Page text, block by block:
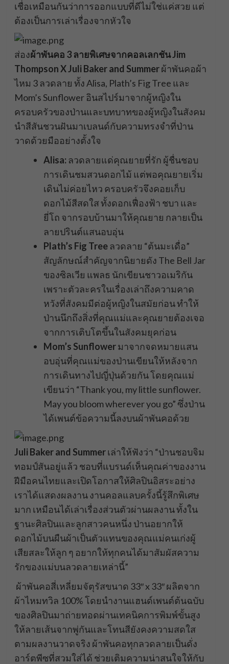
เชื่อเหมือนกันว่าการออกแบบที่ดีไม่ใช่แค่สวย แต่
ต้องเป็นการเล่าเรื่องจากหัวใจ
ส่องผ้าพันคอ 3 ลายพิเศษจากคอลเลกชัน Jim
Thompson X Juli Baker and Summerผ้าพันคอผ้า
ไหม 3 ลวดลาย ทั้ง Alisa, Plath’s Fig Tree และ
Mom’s Sunflower อินสไปร์มาจากผู้หญิงใน
ครอบครัวของป่านและบทบาทของผู้หญิงในสังคม
นำสีสันชวนฝันมาเบลนด์กับความทรงจำที่ป่าน
วาดด้วยมืออย่างตั้งใจ
Alisa: ลวดลายแด่คุณยายที่รัก ผู้ชื่นชอบ
การเดินชมสวนดอกไม้ แต่พอคุณยายเริ่ม
เดินไม่ค่อยไหว ครอบครัวจึงคอยเก็บ
ดอกไม้สีสดใส ทั้งดอกเฟื่องฟ้า ชบา และ
ยี่โถ จากรอบบ้านมาให้คุณยาย กลายเป็น
ลายปรินต์แสนอบอุ่น
Plath’s Fig Treeลวดลาย “ต้นมะเดื่อ”
สัญลักษณ์สำคัญจากนิยายดัง The Bell Jar
ของซิลเวีย แพลธ นักเขียนชาวอเมริกัน
เพราะตัวละครในเรื่องเล่าถึงความคาด
หวังที่สังคมมีต่อผู้หญิงในสมัยก่อน ทำให้
ป่านนึกถึงสิ่งที่คุณแม่และคุณยายต้องเจอ
จากการเติบโตขึ้นในสังคมยุคก่อน
Mom’s Sunflowerมาจากจดหมายแสน
อบอุ่นที่คุณแม่ของป่านเขียนให้หลังจาก
การเดินทางไปญี่ปุ่นด้วยกัน โดยคุณแม่
เขียนว่า “Thank you, my little sunflower.
May you bloom wherever you go” ซึ่งป่าน
ได้เพนต์ข้อความนี้ลงบนผ้าพันคอด้วย
Juli Baker and Summerเล่าให้ฟังว่า “ป่านชอบจิม
ทอมป์สันอยู่แล้ว ชอบที่แบรนด์เห็นคุณค่าของงาน
ฝีมือคนไทยและเปิดโอกาสให้ศิลปินอิสระอย่าง
เราได้แสดงผลงาน งานคอลแลบครั้งนี้รู้สึกพิเศษ
มาก เหมือนได้เล่าเรื่องส่วนตัวผ่านผลงาน ทั้งใน
ฐานะศิลปินและลูกสาวคนหนึ่ง ป่านอยากให้
ดอกไม้บนผืนผ้าเป็นตัวแทนของคุณแม่คนเก่งผู้
เสียสละให้ลูก ๆ อยากให้ทุกคนได้มาสัมผัสความ
รักของแม่บนลวดลายเหล่านี้”
ผ้าพันคอสี่เหลี่ยมจัตุรัสขนาด 33″ x 33″ ผลิตจาก
ผ้าไหมทวิล 100% โดยนำงานแฮนด์เพนต์ต้นฉบับ
ของศิลปินมาถ่ายทอดผ่านเทคนิคการพิมพ์ขั้นสูง
ให้ลายเส้นจากพู่กันและโทนสียังคงความสดใส
ตามผลงานวาดจริง ผ้าพันคอทุกลวดลายเป็นดั่ง
อาร์ตพีซที่สวมใส่ได้ ช่วยเติมความน่าสนใจให้กับ